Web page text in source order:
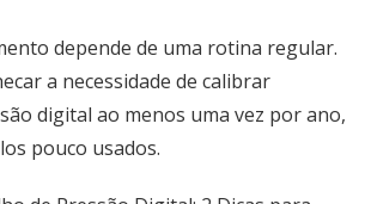
depende de uma rotina regular.
a necessidade de calibrar
digital ao menos uma vez por ano,
pouco usados.